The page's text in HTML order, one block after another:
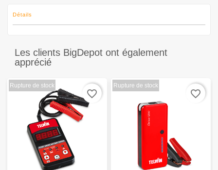
Détails
Les clients BigDepot ont également
apprécié
Rupture de stock
favorite_border
Rupture de stock
favorite_border